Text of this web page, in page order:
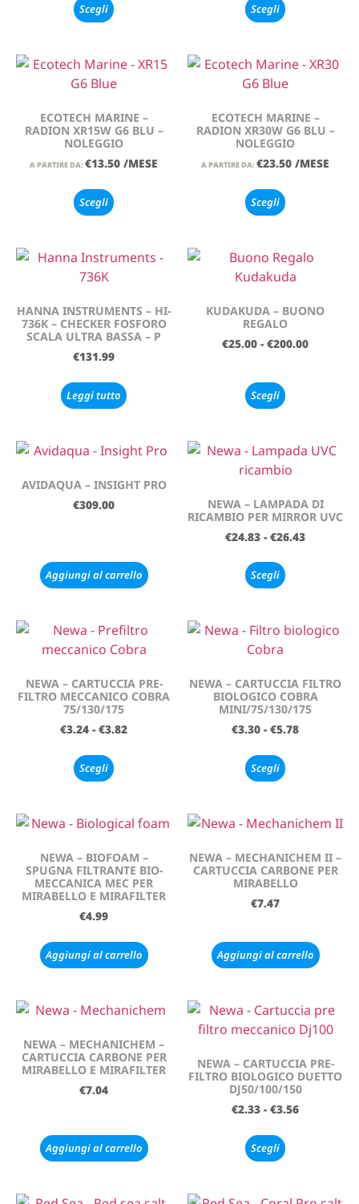
Scegli Scegli
ECOTECH MARINE –
RADION XR15W G6 BLU –
NOLEGGIO
A PARTIRE DA: €13.50 /MESE
Scegli
ECOTECH MARINE –
RADION XR30W G6 BLU –
NOLEGGIO
A PARTIRE DA: €23.50 /MESE
Scegli
HANNA INSTRUMENTS – HI-
736K – CHECKER FOSFORO
SCALA ULTRA BASSA – P
€131.99
Leggi tutto
KUDAKUDA – BUONO
REGALO
€25.00 - €200.00
Scegli
AVIDAQUA – INSIGHT PRO
€309.00
Aggiungi al carrello
NEWA – LAMPADA DI
RICAMBIO PER MIRROR UVC
€24.83 - €26.43
Scegli
NEWA – CARTUCCIA PRE-
FILTRO MECCANICO COBRA
75/130/175
€3.24 - €3.82
Scegli
NEWA – CARTUCCIA FILTRO
BIOLOGICO COBRA
MINI/75/130/175
€3.30 - €5.78
Scegli
NEWA – BIOFOAM –
SPUGNA FILTRANTE BIO-
MECCANICA MEC PER
MIRABELLO E MIRAFILTER
€4.99
Aggiungi al carrello
NEWA – MECHANICHEM II –
CARTUCCIA CARBONE PER
MIRABELLO
€7.47
Aggiungi al carrello
NEWA – MECHANICHEM –
CARTUCCIA CARBONE PER
MIRABELLO E MIRAFILTER
€7.04
Aggiungi al carrello
NEWA – CARTUCCIA PRE-
FILTRO BIOLOGICO DUETTO
DJ50/100/150
€2.33 - €3.56
Scegli